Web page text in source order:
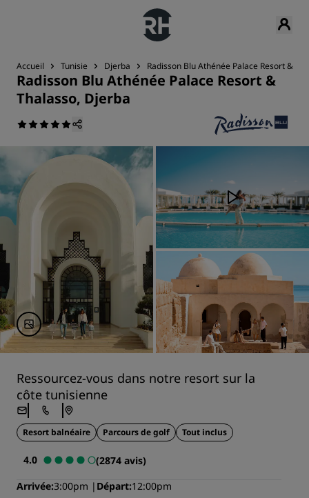
Accueil Tunisie Djerba Radisson Blu Athénée Palace Resort &
Radisson Blu Athénée Palace Resort &
Thalasso, Djerba
Ressourcez-vous dans notre resort sur la
côte tunisienne
Resort balnéaire Parcours de golf Tout inclus
4.0
(2874 avis)
Arrivée 3:00pm Départ 12:00pm